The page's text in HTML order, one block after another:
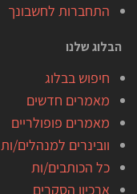
התחברות לחשבונך
הבלוג שלנו
חיפוש בבלוג
מאמרים חדשים
מאמרים פופולריים
וובינרים למנהלים/ות
כל הכותבים/ות
ארכיון הסקרים